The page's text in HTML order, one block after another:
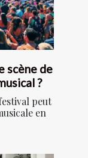
scène de
?
peut
en